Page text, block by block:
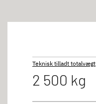
Teknisk tilladt totalvægt
2 500 kg